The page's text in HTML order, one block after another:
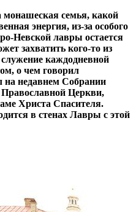
семья, какой
энергия, из-за особого
Невской лавры остается
захватить кого-то из
каждодневной
о чем говорил
недавнем Собрании
Церкви,
Христа Спасителя.
в стенах Лавры с этой